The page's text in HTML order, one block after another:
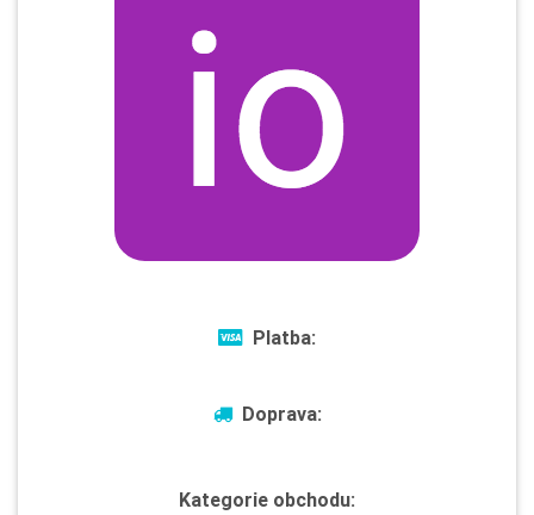
Platba:
Doprava:
Kategorie obchodu: